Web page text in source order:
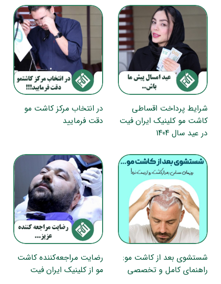
شرایط پرداخت اقساطی
کاشت مو کلینیک ایران فیت
در عید سال 1404
در انتخاب مرکز کاشت مو
دقت فرمایید
شستشوی بعد از کاشت مو:
راهنمای کامل و تخصصی
رضایت مراجعه‌کننده کاشت
مو از کلینیک ایران فیت